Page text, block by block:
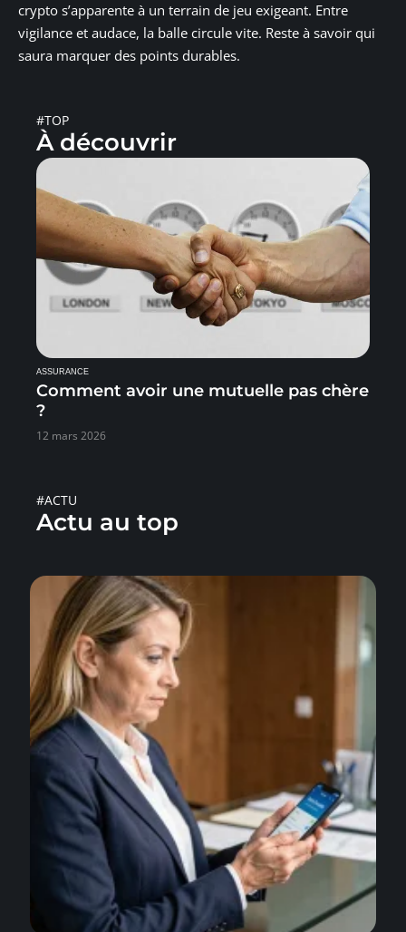
crypto s’apparente à un terrain de jeu exigeant. Entre
vigilance et audace, la balle circule vite. Reste à savoir qui
saura marquer des points durables.
#TOP
À découvrir
ASSURANCE
Comment avoir une mutuelle pas chère
?
12 mars 2026
#ACTU
Actu au top